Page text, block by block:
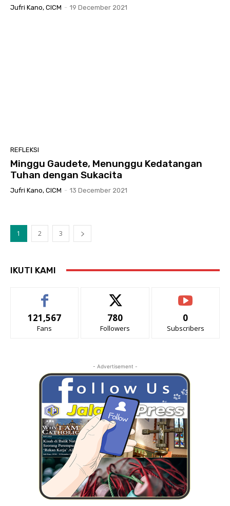
Jufri Kano, CICM - 19 December 2021
REFLEKSI
Minggu Gaudete, Menunggu Kedatangan
Tuhan dengan Sukacita
Jufri Kano, CICM - 13 December 2021
1 2 3
IKUTI KAMI
121,567
Fans
780
Followers
0
Subscribers
- Advertisement -